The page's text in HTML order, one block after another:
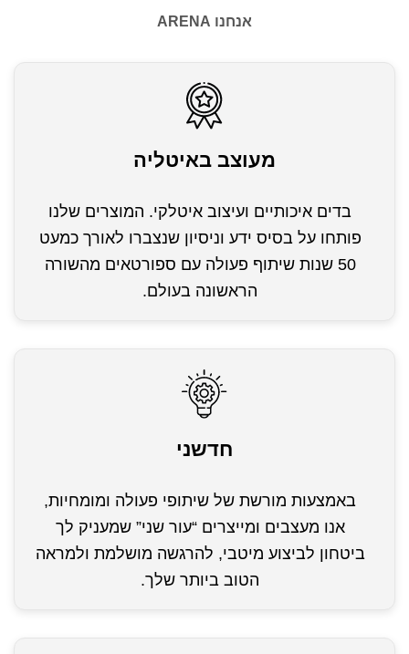
אנחנו ARENA
מעוצב באיטליה
בדים איכותיים ועיצוב איטלקי. המוצרים שלנו
פותחו על בסיס ידע וניסיון שנצברו לאורך כמעט
50 שנות שיתוף פעולה עם ספורטאים מהשורה
הראשונה בעולם.
חדשני
באמצעות מורשת של שיתופי פעולה ומומחיות,
אנו מעצבים ומייצרים “עור שני” שמעניק לך
ביטחון לביצוע מיטבי, להרגשה מושלמת ולמראה
הטוב ביותר שלך.